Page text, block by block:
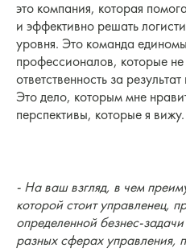
это компания, которая
и эффективно решать
уровня. Это команда
профессионалов, которые не
ответственность за
Это дело, которым мне
перспективы, которые я вижу.
- На ваш взгляд, в чем
которой стоит управленец,
определенной безнес-
разных сферах управления,